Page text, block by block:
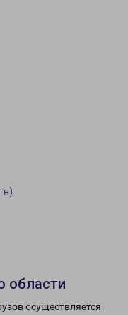
н)
области
осуществляется